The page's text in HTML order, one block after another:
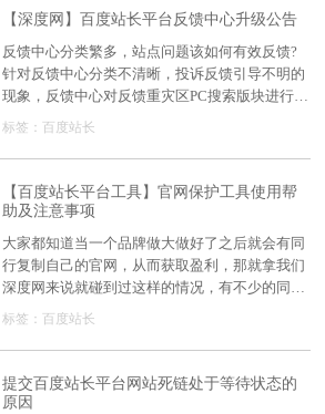
【深度网】百度站长平台反馈中心升级公告
反馈中心分类繁多，站点问题该如何有效反馈?
针对反馈中心分类不清晰，投诉反馈引导不明的
现象，反馈中心对反馈重灾区PC搜索版块进行了
升级优化。【深度网】整理了本次升级亮点如下
标签： 百度站长
【百度站长平台工具】官网保护工具使用帮
助及注意事项
大家都知道当一个品牌做大做好了之后就会有同
行复制自己的官网，从而获取盈利，那就拿我们
深度网来说就碰到过这样的情况，有不少的同行
经常抄袭我们的经典案例说是自己做的，这还不
直接把我们的官网复制过去了，很多的客户会认
为这就是我们的官网，和我们的官网一模一样，
然后就被骗了，那最近百度上了一款最新的工
标签： 百度站长
提交百度站长平台网站死链处于等待状态的
原因